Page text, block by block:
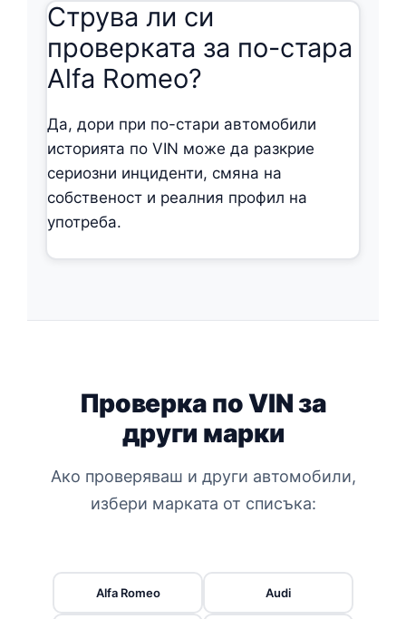
Струва ли си
проверката за по-стара
Alfa Romeo?
Да, дори при по-стари автомобили
историята по VIN може да разкрие
сериозни инциденти, смяна на
собственост и реалния профил на
употреба.
Проверка по VIN за
други марки
Ако проверяваш и други автомобили,
избери марката от списъка:
Alfa Romeo Audi